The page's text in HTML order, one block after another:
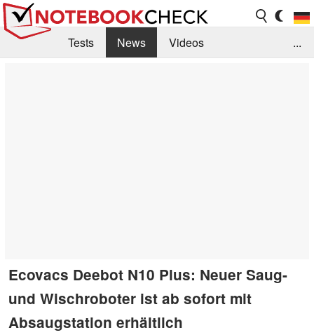
Tests News
Videos
...
Ecovacs Deebot N10 Plus: Neuer Saug-
und Wischroboter ist ab sofort mit
Absaugstation erhältlich